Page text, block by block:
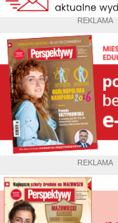
REKLAMA
REKLAMA